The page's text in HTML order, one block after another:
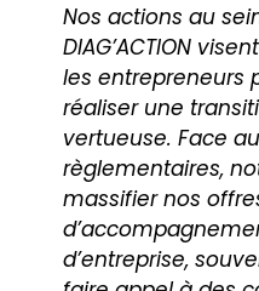
Nos actions au
DIAG’ACTION
les entrepreneurs
réaliser une
vertueuse. Face
règlementaires,
massifier nos
d’entreprise,